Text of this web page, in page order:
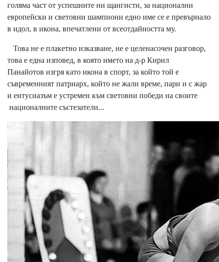
голяма част от успешните ни щангисти, за национални
европейски и световни шампиони едно име се е превърнало
в идол, в икона, впечатлени от всеотдайността му.
Това не е плакетно изказване, не е целенасочен разговор,
това е една изповед, в която името на д-р Кирил
Панайотов изгря като икона в спорт, за който той е
съвременният патриарх, който не жали време, пари и с жар
и ентусиазъм е устремен към световни победи на своите
националните състезатели...